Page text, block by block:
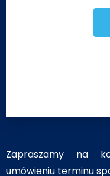
Zapraszamy na
umówieniu terminu